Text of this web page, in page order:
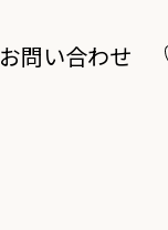
お問い合わせ